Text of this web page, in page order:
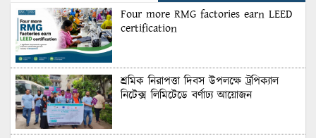
Four more RMG factories earn LEED
certification
শ্রমিক নিরাপত্তা দিবস উপলক্ষে ট্রপিক্যাল
নিটেক্স লিমিটেডে বর্ণাঢ্য আয়োজন